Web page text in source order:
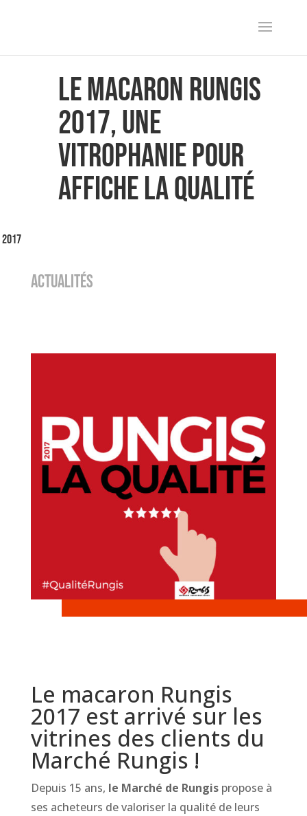
Le macaron Rungis
2017, une
vitrophanie pour
affiche la qualité
ACTUALITÉS
Le macaron Rungis
2017 est arrivé sur les
vitrines des clients du
Marché Rungis !
Depuis 15 ans, le Marché de Rungispropose à
ses acheteurs de valoriser la qualité de leurs